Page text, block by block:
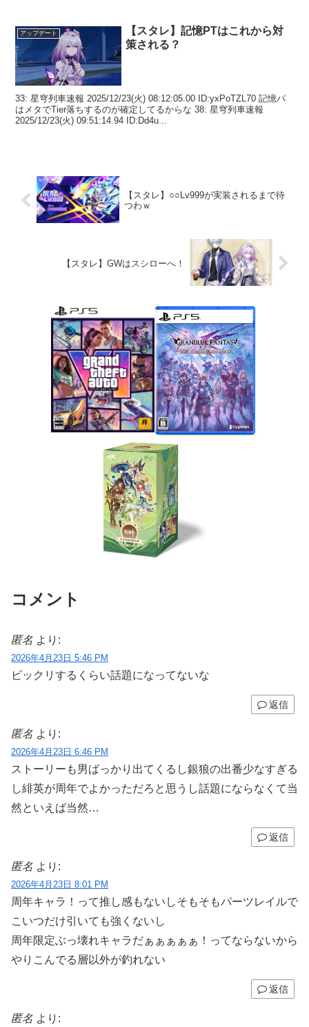
アップデート
【スタレ】記憶PTはこれから対
策される？
33: 星穹列車速報 2025/12/23(火) 08:12:05.00 ID:yxPoTZL70 記憶パ
はメタでTier落ちするのが確定してるからな 38: 星穹列車速報
2025/12/23(火) 09:51:14.94 ID:Dd4u...
【スタレ】○○Lv999が実装されるまで待
つわｗ
【スタレ】GWはスシローへ！
コメント
匿名 より:
2026年4月23日 5:46 PM
ビックリするくらい話題になってないな
返信
匿名 より:
2026年4月23日 6:46 PM
ストーリーも男ばっかり出てくるし銀狼の出番少なすぎる
し緋英が周年でよかっただろと思うし話題にならなくて当
然といえば当然…
返信
匿名 より:
2026年4月23日 8:01 PM
周年キャラ！って推し感もないしそもそもパーツレイルで
こいつだけ引いても強くないし
周年限定ぶっ壊れキャラだぁぁぁぁぁ！ってならないから
やりこんでる層以外が釣れない
返信
匿名 より: